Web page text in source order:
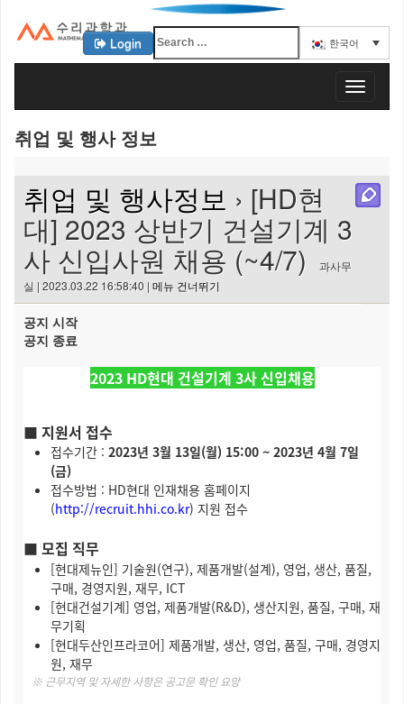
KAIST 수리과학과
Login 한국어
T
o
t
취업 및 행사 정보
취업 및 행사정보 › [HD현
대] 2023 상반기 건설기계 3
사 신입사원 채용 (~4/7)
과사무
실 | 2023.03.22 16:58:40 | 메뉴 건너뛰기
공지 시작
공지 종료
2023 HD현대 건설기계 3사 신입채용
■ 지원서 접수
접수기간 : 2023년 3월 13일(월) 15:00 ~ 2023년 4월 7일
(금)
접수방법 : HD현대 인재채용 홈페이지
(http://recruit.hhi.co.kr) 지원 접수
■ 모집 직무
[현대제뉴인] 기술원(연구), 제품개발(설계), 영업, 생산, 품질,
구매, 경영지원, 재무, ICT
[현대건설기계] 영업, 제품개발(R&D), 생산지원, 품질, 구매, 재
무기획
[현대두산인프라코어] 제품개발, 생산, 영업, 품질, 구매, 경영지
원, 재무
※ 근무지역 및 자세한 사항은 공고문 확인 요망